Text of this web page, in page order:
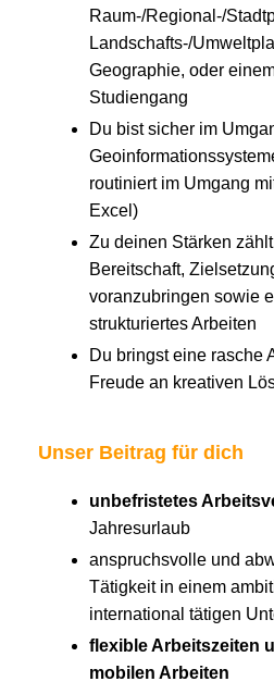
Raum-/Regional-/
Landschafts-/
Geographie, oder
Studiengang
Du bist sicher im
routiniert im Umgang
Excel)
Zu deinen Stärken
Bereitschaft,
voranzubringen sowie
strukturiertes Arbeiten
Du bringst eine rasche
Freude an kreativen
Unser Beitrag für dich
unbefristetes
Jahresurlaub
anspruchsvolle und
Tätigkeit in einem
international tätigen
flexible Arbeitszeiten
mobilen Arbeiten